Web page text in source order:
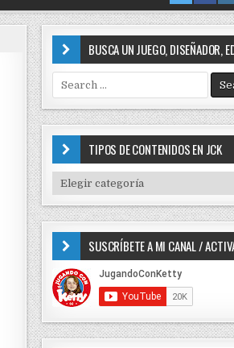
BUSCA UN JUEGO, DISEÑADOR,
e
a
r
o
r
:
TIPOS DE CONTENIDOS EN JCK
I
P
D
E
C
N
T
SUSCRÍBETE A MI CANAL /